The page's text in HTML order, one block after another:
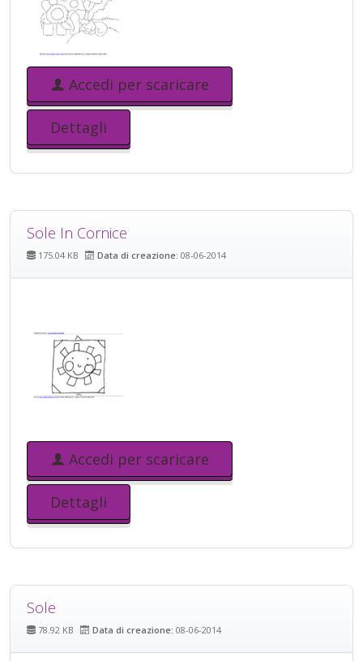
Accedi per scaricare
Dettagli
Sole In Cornice
175.04 KB Data di creazione: 08-06-2014
Accedi per scaricare
Dettagli
Sole
78.92 KB Data di creazione: 08-06-2014